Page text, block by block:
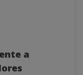
a